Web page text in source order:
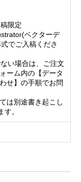
限定
ベクターデ
でご入稿くださ
い場合は、ご注文
ーム内の【データ
せ】の手順でお問
は別途書き起こし
。